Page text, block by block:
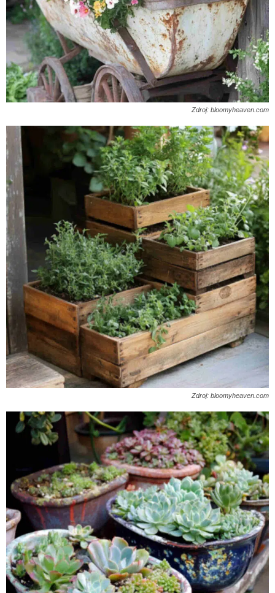
Zdroj: bloomyheaven.com
Zdroj: bloomyheaven.com